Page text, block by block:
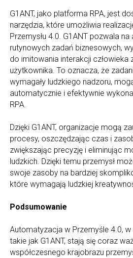
G1ANT, jako platforma RPA, jest
narzędzia, które umożliwia
Przemysłu 4.0. G1ANT pozwala
rutynowych zadań biznesowych,
do imitowania interakcji człowieka
użytkownika. To oznacza, że
wymagały ludzkiego nadzoru,
automatycznie i efektywnie
RPA.
Dzięki G1ANT, organizacje mogą
procesy, oszczędzając czas i
zwiększając precyzję i eliminując
ludzkich. Dzięki temu przemysł
swoje zasoby na bardziej
które wymagają ludzkiej
Podsumowanie
Automatyzacja w Przemyśle 4.0, w
takie jak G1ANT, stają się coraz
współczesnego krajobrazu